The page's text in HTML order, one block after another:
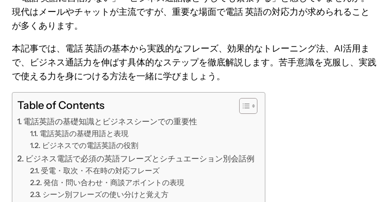
現代はメールやチャットが主流ですが、重要な場面で電話 英語の対応力が求められること
が多くあります。
本記事では、電話 英語の基本から実践的なフレーズ、効果的なトレーニング法、AI活用ま
で、ビジネス通話力を伸ばす具体的なステップを徹底解説します。苦手意識を克服し、実践
で使える力を身につける方法を一緒に学びましょう。
Table of Contents
電話英語の基礎知識とビジネスシーンでの重要性
電話英語の基礎用語と表現
ビジネスでの電話英語の役割
ビジネス電話で必須の英語フレーズとシチュエーション別会話例
受電・取次・不在時の対応フレーズ
発信・問い合わせ・商談アポイントの表現
シーン別フレーズの使い分けと覚え方